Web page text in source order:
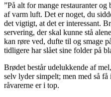
”På alt for mange restauranter
af varm luft. Det er noget, du
det vigtigt, at det er interessant.
servering, der skal kunne stå
kan røre ved, dufte til og smage
tidligere har slået sine folder på
Brødet består udelukkende af
selv lyder simpelt; men med så
råvarerne er i top.